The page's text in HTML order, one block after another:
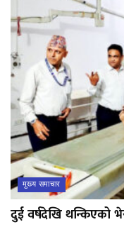
मुख्य समाचार
दुई वर्षदेखि थन्किएको